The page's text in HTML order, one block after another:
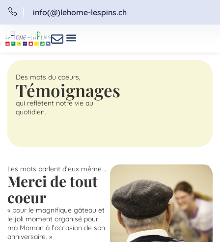
info(@)lehome-lespins.ch
Des mots du coeurs,
Témoignages
qui reflètent notre vie au
quotidien.
Les mots parlent d’eux même …
Merci de tout
coeur
« pour le magnifique gâteau et
le joli moment organisé pour
ma Maman à l’occasion de son
anniversaire. »